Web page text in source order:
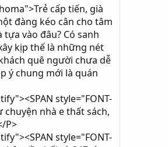
cấp tiến, già
đàng kéo cân cho tâm
vào đâu? Có sanh
kịp thế là những nét
quê người chưa dễ
ý chung mới là quán
style="FONT-
chuyện nhà e thất sách,
P>
style="FONT-